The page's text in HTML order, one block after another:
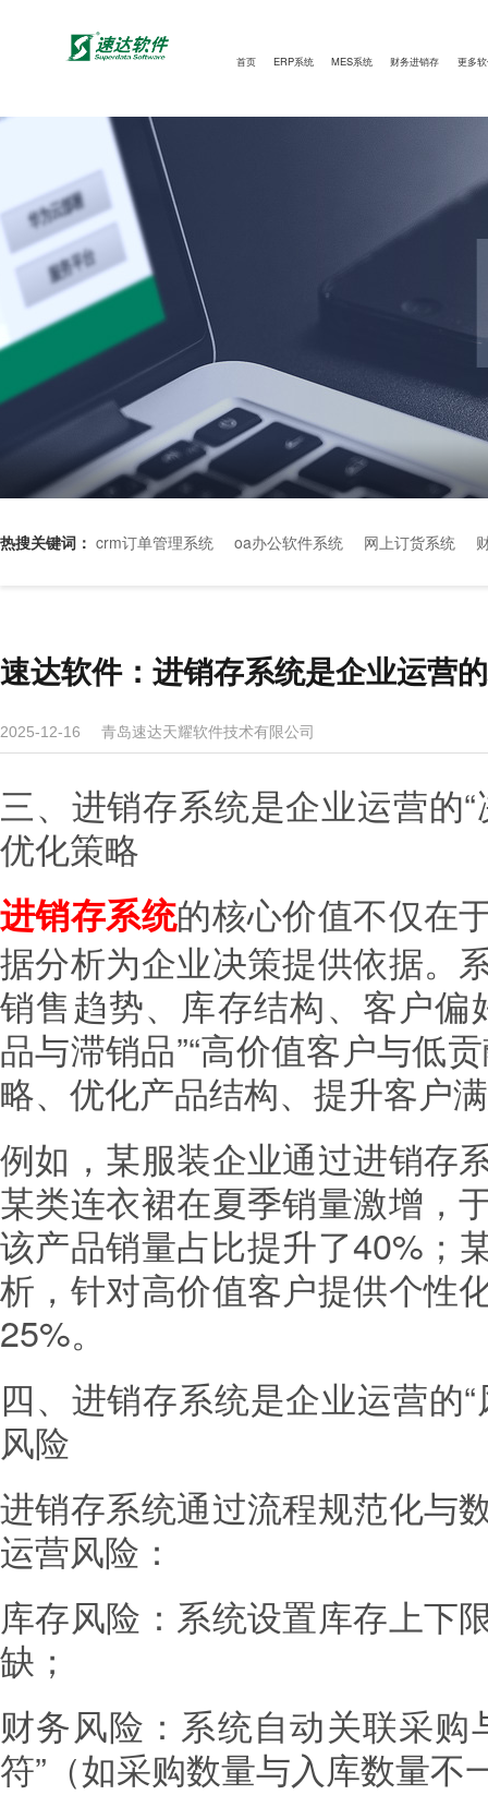
首页 ERP系统 MES系统 财务进销存 更多
热搜关键词： crm订单管理系统 oa办公软件系统 网上订货系统
速达软件：进销存系统是企业运营
2025-12-16 青岛速达天耀软件技术有限公司
三、进销存系统是企业运营的
优化策略
进销存系统的核心价值不仅在
据分析为企业决策提供依据。
销售趋势、库存结构、客户偏
品与滞销品”“高价值客户与低
略、优化产品结构、提升客户
例如，某服装企业通过进销存
某类连衣裙在夏季销量激增，
该产品销量占比提升了40%；
析，针对高价值客户提供个性
25%。
四、进销存系统是企业运营的
风险
进销存系统通过流程规范化与
运营风险：
库存风险：系统设置库存上下
缺；
财务风险：系统自动关联采购
符”（如采购数量与入库数量不